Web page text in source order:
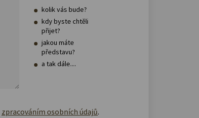
kolik vás bude?
kdy byste chtěli
přijet?
jakou máte
představu?
a tak dále....
zpracováním osobních údajů.